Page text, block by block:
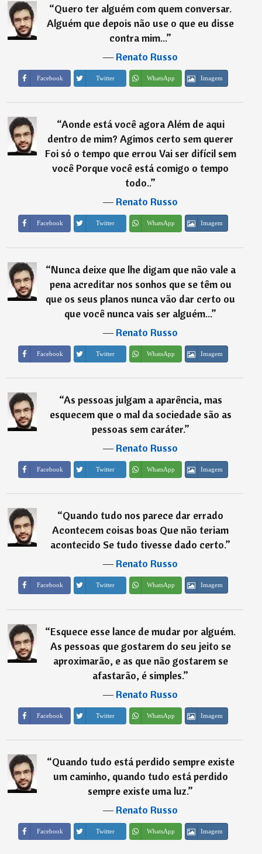
“Quero ter alguém com quem conversar.
Alguém que depois não use o que eu disse
contra mim...”
―Renato Russo
Facebook Twitter WhatsApp Imagem
“Aonde está você agora Além de aqui
dentro de mim? Agimos certo sem querer
Foi só o tempo que errou Vai ser difícil sem
você Porque você está comigo o tempo
todo..”
―Renato Russo
Facebook Twitter WhatsApp Imagem
“Nunca deixe que lhe digam que não vale a
pena acreditar nos sonhos que se têm ou
que os seus planos nunca vão dar certo ou
que você nunca vais ser alguém...”
―Renato Russo
Facebook Twitter WhatsApp Imagem
“As pessoas julgam a aparência, mas
esquecem que o mal da sociedade são as
pessoas sem caráter.”
―Renato Russo
Facebook Twitter WhatsApp Imagem
“Quando tudo nos parece dar errado
Acontecem coisas boas Que não teriam
acontecido Se tudo tivesse dado certo.”
―Renato Russo
Facebook Twitter WhatsApp Imagem
“Esquece esse lance de mudar por alguém.
As pessoas que gostarem do seu jeito se
aproximarão, e as que não gostarem se
afastarão, é simples.”
―Renato Russo
Facebook Twitter WhatsApp Imagem
“Quando tudo está perdido sempre existe
um caminho, quando tudo está perdido
sempre existe uma luz.”
―Renato Russo
Facebook Twitter WhatsApp Imagem